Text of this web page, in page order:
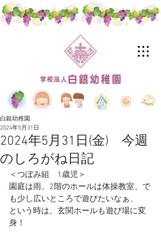
2024年5月31日(金) 今週
のしろがね日記
白銀幼稚園
2024年5月31日
＜つぼみ組　1歳児＞
園庭は雨、2階のホールは体操教室、で
も少し広いところで遊びたいなぁ、
という時は、玄関ホールも遊び場に変
身！